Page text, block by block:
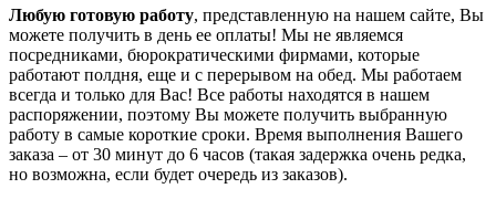
Любую готовую работу, представленную на нашем сайте, Вы
можете получить в день ее оплаты! Мы не являемся
посредниками, бюрократическими фирмами, которые
работают полдня, еще и с перерывом на обед. Мы работаем
всегда и только для Вас! Все работы находятся в нашем
распоряжении, поэтому Вы можете получить выбранную
работу в самые короткие сроки. Время выполнения Вашего
заказа – от 30 минут до 6 часов (такая задержка очень редка,
но возможна, если будет очередь из заказов).